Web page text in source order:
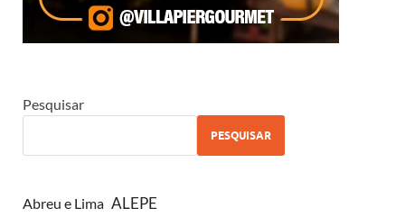
Pesquisar
PESQUISAR
Abreu e Lima ALEPE